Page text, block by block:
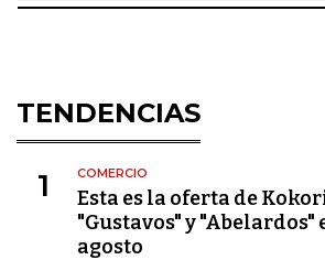
TENDENCIAS
1 COMERCIO
Esta es la oferta de
"Gustavos" y "Abelardos"
agosto